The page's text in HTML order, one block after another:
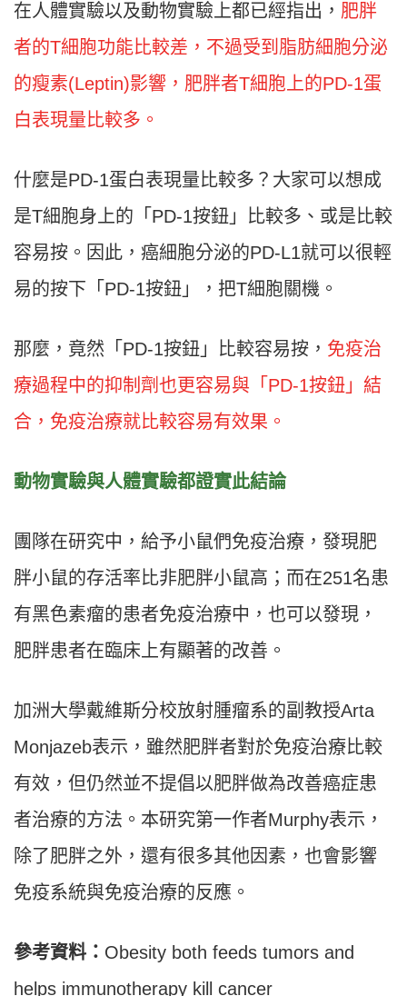
在人體實驗以及動物實驗上都已經指出， 肥胖
者的T細胞功能比較差，不過受到脂肪細胞分泌
的瘦素(Leptin)影響，肥胖者T細胞上的PD-1蛋
白表現量比較多。
什麼是PD-1蛋白表現量比較多？大家可以想成
是T細胞身上的「PD-1按鈕」比較多、或是比較
容易按。因此，癌細胞分泌的PD-L1就可以很輕
易的按下「PD-1按鈕」，把T細胞關機。
那麼，竟然「PD-1按鈕」比較容易按， 免疫治
療過程中的抑制劑也更容易與「PD-1按鈕」結
合，免疫治療就比較容易有效果。
動物實驗與人體實驗都證實此結論
團隊在研究中，給予小鼠們免疫治療，發現肥
胖小鼠的存活率比非肥胖小鼠高；而在251名患
有黑色素瘤的患者免疫治療中，也可以發現，
肥胖患者在臨床上有顯著的改善。
加洲大學戴維斯分校放射腫瘤系的副教授Arta
Monjazeb表示，雖然肥胖者對於免疫治療比較
有效，但仍然並不提倡以肥胖做為改善癌症患
者治療的方法。本研究第一作者Murphy表示，
除了肥胖之外，還有很多其他因素，也會影響
免疫系統與免疫治療的反應。
參考資料： Obesity both feeds tumors and
helps immunotherapy kill cancer